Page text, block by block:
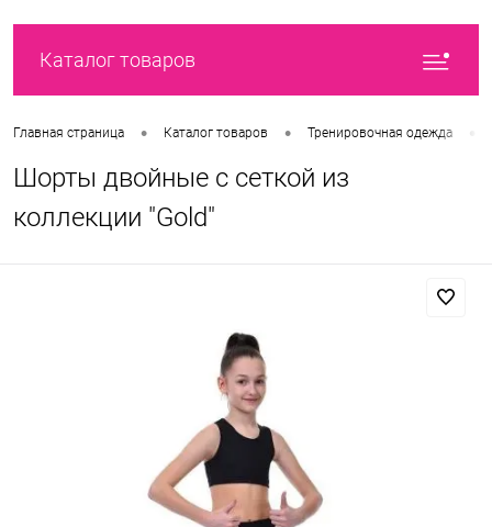
Каталог товаров
Главная страница • Каталог товаров • Тренировочная одежда
Шорты двойные с сеткой из
коллекции "Gold"